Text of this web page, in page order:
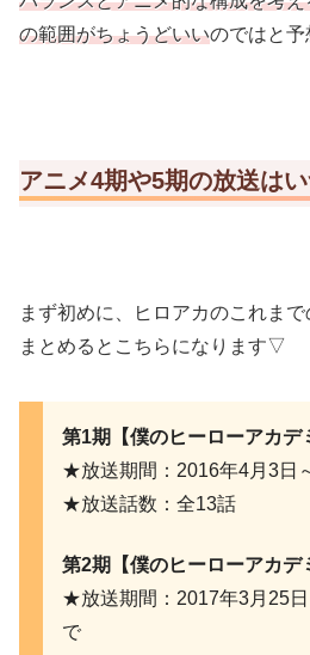
の範囲がちょうどいいのではと予
アニメ4期や5期の放送は
まず初めに、ヒロアカのこれま
まとめるとこちらになります▽
第1期【僕のヒーローアカデ
★放送期間：2016年4月3日
★放送話数：全13話
第2期【僕のヒーローアカデ
★放送期間：2017年3月25
で